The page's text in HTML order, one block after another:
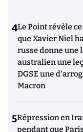
4Le Point révèle
que Xavier Niel
russe donne une
australien une
DGSE une
Macron
5Répression en
pendant que